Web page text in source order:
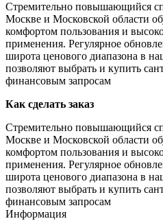
Стремительно повышающийся
Москве и Московской области
комфортом пользования и
применения. Регулярное
широта ценового диапазона в
позволяют выбрать и купить
финансовым запросам
Как сделать заказ
Стремительно повышающийся
Москве и Московской области
комфортом пользования и
применения. Регулярное
широта ценового диапазона в
позволяют выбрать и купить
финансовым запросам
Информация